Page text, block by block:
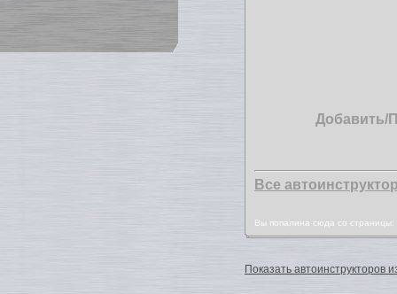
Добавить/
Все
Вы попалина сюда со
Показать автоинструкторов